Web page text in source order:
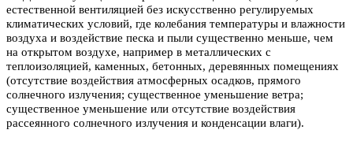
естественной вентиляцией без искусственно регулируемых
климатических условий, где колебания температуры и влажности
воздуха и воздействие песка и пыли существенно меньше, чем
на открытом воздухе, например в металлических с
теплоизоляцией, каменных, бетонных, деревянных помещениях
(отсутствие воздействия атмосферных осадков, прямого
солнечного излучения; существенное уменьшение ветра;
существенное уменьшение или отсутствие воздействия
рассеянного солнечного излучения и конденсации влаги).